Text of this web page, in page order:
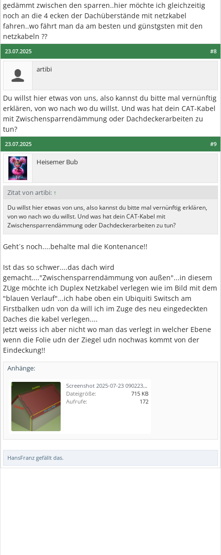
gedämmt zwischen den sparren..hier möchte ich gleichzeitig
noch an die 4 ecken der Dachüberstände mit netzkabel
fahren..wo fährt man da am besten und günstgsten mit den
netzkabeln ??
#8
23.07.2025
artibi
Du willst hier etwas von uns, also kannst du bitte mal vernünftig
erklären, von wo nach wo du willst. Und was hat dein CAT-Kabel
mit Zwischensparrendämmung oder Dachdeckerarbeiten zu
tun?
#9
23.07.2025
Heisemer Bub
Zitat von artibi: ↑
Du willst hier etwas von uns, also kannst du bitte mal vernünftig erklären,
von wo nach wo du willst. Und was hat dein CAT-Kabel mit
Zwischensparrendämmung oder Dachdeckerarbeiten zu tun?
Geht´s noch....behalte mal die Kontenance!!
Ist das so schwer....das dach wird
gemacht...."Zwischensparrendämmung von außen"...in diesem
ZUge möchte ich Duplex Netzkabel verlegen wie im Bild mit dem
"blauen Verlauf"...ich habe oben ein Ubiquiti Switsch am
Firstbalken udn von da will ich im Zuge des neu eingedeckten
Daches die kabel verlegen....
Jetzt weiss ich aber nicht wo man das verlegt in welcher Ebene
wenn die Folie udn der Ziegel udn nochwas kommt von der
Eindeckung!!
Anhänge:
Screenshot 2025-07-23 090223.png
Dateigröße:
715 KB
Aufrufe:
172
HansFranz gefällt das.